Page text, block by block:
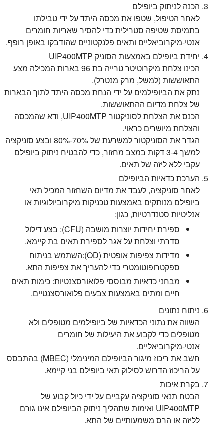
הכנה לניתוק ביופילם
לאחר הטיפול, שטפו את מכסה היתד על ידי טבילתו
בתמיסת שטיפה סטרילית כדי להסיר שאריות חומרים
אנטי-מיקרוביאליים ותאים פלנקטוניים שהודבקו באופן רופף.
יחידת ביופילם באמצעות הסוניק UIP400MTP
הכינו צלחת מיקרוטיטר טרייה בת 96 בארות המכילה מצע
התאוששות (למשל, מרק מנטרל).
נתק את הביופילמים על ידי הנחת מכסה היתד לתוך הבארות
של צלחת מדיום ההתאוששות.
הכנס את הצלחת לסוניקטור UIP400MTP, ודא שהמכסה
והצלחת מיושרים כראוי.
הגדר את הסוניקטור למשרעת של 70%-80% ובצע סוניקציה
למשך 3-4 דקות במצב מחזור, כדי להבטיח ניתוק ביופילם
עקבי ללא ליזה של תאים.
הערכת כדאיות הביופילם
לאחר סוניקציה, לעבד את מדיום השחזור המכיל תאי
ביופילם מנותקים באמצעות טכניקות מיקרוביולוגיות או
אנליטיות סטנדרטיות, כגון:
ספירת יחידות יוצרות מושבה (CFU): בצע דילול
סדרתי וצלחת על אגר לספירת תאים בת קיימא.
מדידות צפיפות אופטית (OD):השתמש בניתוח
ספקטרופוטומטרי כדי להעריך את צפיפות התא.
מבחני כדאיות מבוססי פלואורסצנטיות: כימות תאים
חיים ומתים באמצעות צבעים פלואורסצנטיים.
ניתוח נתונים
השווה את נתוני הכדאיות של ביופילמים מטופלים ולא
מטופלים כדי לקבוע את היעילות של חומרים
אנטי-מיקרוביאליים.
חשב את ריכוז מיגור הביופילם המינימלי (MBEC) בהתבסס
על הריכוז הדרוש לסילוק תאי ביופילם בני קיימא.
בקרת איכות
הבטח תנאי סוניקציה עקביים על ידי כיול קבוע של
UIP400MTP ואימות שתהליך ניתוק הביופילם אינו גורם
לליזה או הרס משמעותיים של התא.